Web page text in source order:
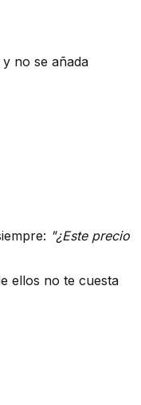
y no se añada
"¿Este precio
ellos no te cuesta